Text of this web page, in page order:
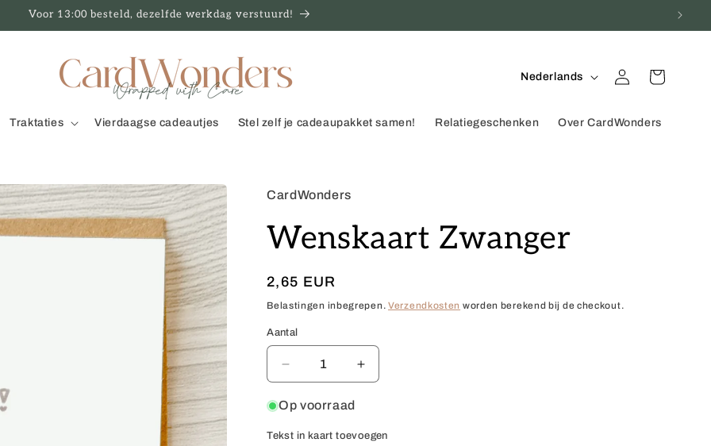
Voor 13:00 besteld, dezelfde werkdag verstuurd!
Traktaties Vierdaagse cadeautjes Stel zelf je cadeaupakket samen! Relatiegeschenken Over CardWonders
T
a
Nederlands InloggenWinkelwagen
CardWonders
Wenskaart Zwanger
Normale
prijs
2,65 EUR
Belastingen inbegrepen. Verzendkosten worden berekend bij de checkout.
Aantal
Aantal
Aantal
verlagen
voor
Zwanger
Aantal
verhogen
Zwanger
Op voorraad
Tekst in kaart toevoegen